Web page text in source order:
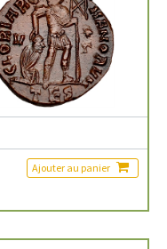
Ajouter au panier